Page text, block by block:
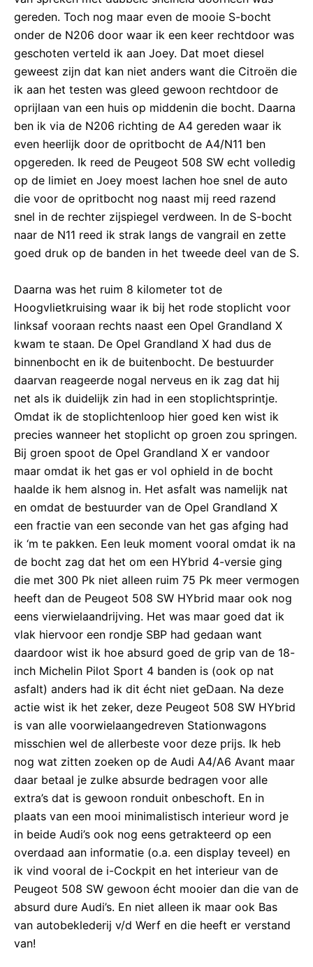
gereden. Toch nog maar even de mooie S-bocht
onder de N206 door waar ik een keer rechtdoor was
geschoten verteld ik aan Joey. Dat moet diesel
geweest zijn dat kan niet anders want die Citroën die
ik aan het testen was gleed gewoon rechtdoor de
oprijlaan van een huis op middenin die bocht. Daarna
ben ik via de N206 richting de A4 gereden waar ik
even heerlijk door de opritbocht de A4/N11 ben
opgereden. Ik reed de Peugeot 508 SW echt volledig
op de limiet en Joey moest lachen hoe snel de auto
die voor de opritbocht nog naast mij reed razend
snel in de rechter zijspiegel verdween. In de S-bocht
naar de N11 reed ik strak langs de vangrail en zette
goed druk op de banden in het tweede deel van de S.
Daarna was het ruim 8 kilometer tot de
Hoogvlietkruising waar ik bij het rode stoplicht voor
linksaf vooraan rechts naast een Opel Grandland X
kwam te staan. De Opel Grandland X had dus de
binnenbocht en ik de buitenbocht. De bestuurder
daarvan reageerde nogal nerveus en ik zag dat hij
net als ik duidelijk zin had in een stoplichtsprintje.
Omdat ik de stoplichtenloop hier goed ken wist ik
precies wanneer het stoplicht op groen zou springen.
Bij groen spoot de Opel Grandland X er vandoor
maar omdat ik het gas er vol ophield in de bocht
haalde ik hem alsnog in. Het asfalt was namelijk nat
en omdat de bestuurder van de Opel Grandland X
een fractie van een seconde van het gas afging had
ik ‘m te pakken. Een leuk moment vooral omdat ik na
de bocht zag dat het om een HYbrid 4-versie ging
die met 300 Pk niet alleen ruim 75 Pk meer vermogen
heeft dan de Peugeot 508 SW HYbrid maar ook nog
eens vierwielaandrijving. Het was maar goed dat ik
vlak hiervoor een rondje SBP had gedaan want
daardoor wist ik hoe absurd goed de grip van de 18-
inch Michelin Pilot Sport 4 banden is (ook op nat
asfalt) anders had ik dit écht niet geDaan. Na deze
actie wist ik het zeker, deze Peugeot 508 SW HYbrid
is van alle voorwielaangedreven Stationwagons
misschien wel de allerbeste voor deze prijs. Ik heb
nog wat zitten zoeken op de Audi A4/A6 Avant maar
daar betaal je zulke absurde bedragen voor alle
extra’s dat is gewoon ronduit onbeschoft. En in
plaats van een mooi minimalistisch interieur word je
in beide Audi’s ook nog eens getrakteerd op een
overdaad aan informatie (o.a. een display teveel) en
ik vind vooral de i-Cockpit en het interieur van de
Peugeot 508 SW gewoon écht mooier dan die van de
absurd dure Audi’s. En niet alleen ik maar ook Bas
van autobeklederij v/d Werf en die heeft er verstand
van!